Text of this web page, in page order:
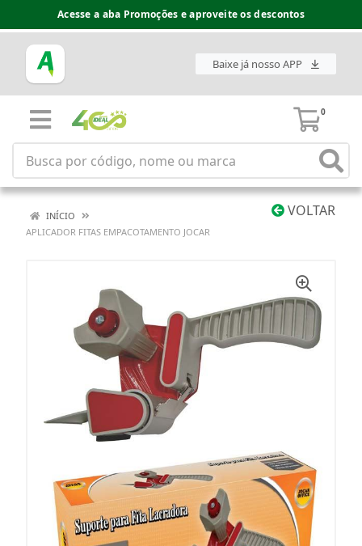
Acesse a aba Promoções e aproveite os descontos
Baixe já nosso APP
0
VOLTAR
INÍCIO
APLICADOR FITAS EMPACOTAMENTO JOCAR